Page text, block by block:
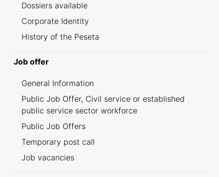
Dossiers available
Corporate Identity
History of the Peseta
Job offer
General Information
Public Job Offer, Civil service or established
public service sector workforce
Public Job Offers
Temporary post call
Job vacancies